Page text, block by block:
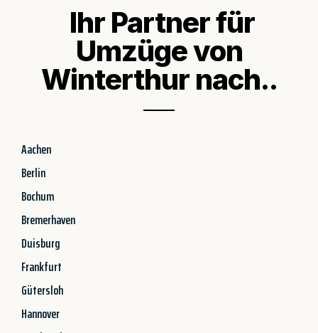
Ihr Partner für
Umzüge von
Winterthur nach..
Aachen
Berlin
Bochum
Bremerhaven
Duisburg
Frankfurt
Gütersloh
Hannover